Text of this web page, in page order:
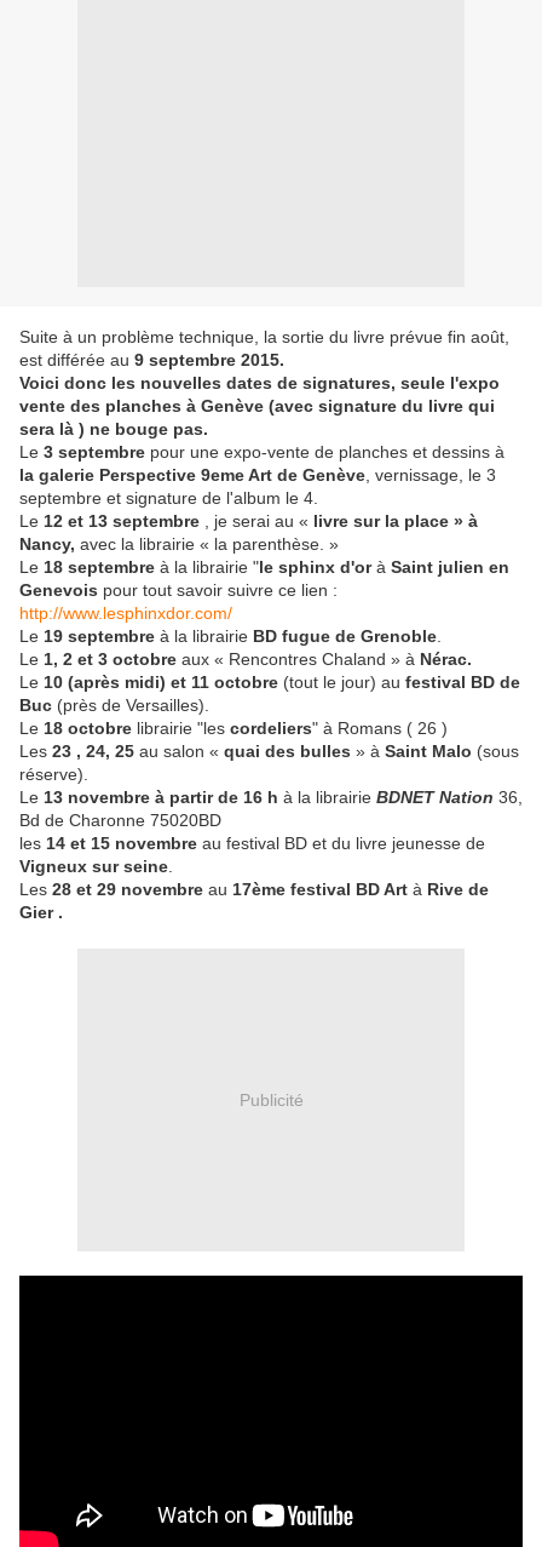
Suite à un problème technique, la sortie du livre prévue fin août,
est différée au 9 septembre 2015.
Voici donc les nouvelles dates de signatures, seule l'expo
vente des planches à Genève (avec signature du livre qui
sera là ) ne bouge pas.
Le 3 septembre pour une expo-vente de planches et dessins à
la galerie Perspective 9eme Art de Genève , vernissage, le 3
septembre et signature de l'album le 4.
Le 12 et 13 septembre , je serai au « livre sur la place » à
Nancy, avec la librairie « la parenthèse. »
Le 18 septembre à la librairie "le sphinx d'orà Saint julien en
Genevois pour tout savoir suivre ce lien :
http://www.lesphinxdor.com/
Le 19 septembre à la librairie BD fugue de Grenoble
Le 1, 2 et 3 octobre aux « Rencontres Chaland » à Nérac.
Le 10 (après midi) et 11 octobre (tout le jour) au festival BD de
Buc (près de Versailles).
Le 18 octobre librairie "les cordeliers" à Romans ( 26 )
Les 23 , 24, 25 au salon « quai des bulles » à Saint Malo (sous
réserve).
Le 13 novembre à partir de 16 h à la librairie BDNET Nation 36,
Bd de Charonne 75020BD
les 14 et 15 novembre au festival BD et du livre jeunesse de
Vigneux sur seine
Les 28 et 29 novembre au 17ème festival BD Art à Rive de
Gier .
Publicité